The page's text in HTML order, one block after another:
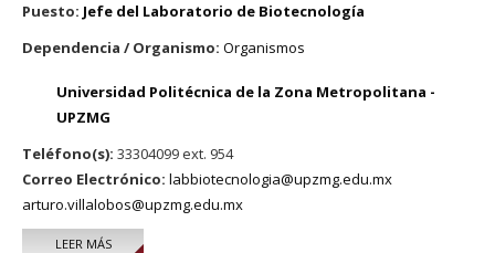
Puesto: Jefe del Laboratorio de Biotecnología
Dependencia / Organismo: Organismos
Universidad Politécnica de la Zona Metropolitana -
UPZMG
Teléfono(s): 33304099 ext. 954
Correo Electrónico: labbiotecnologia@upzmg.edu.mx
arturo.villalobos@upzmg.edu.mx
LEER MÁSSOBRE ARTURO VILLALOBOS ORNELAS